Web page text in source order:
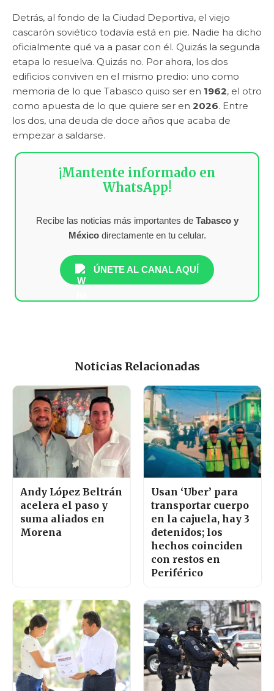
Detrás, al fondo de la Ciudad Deportiva, el viejo
cascarón soviético todavía está en pie. Nadie ha dicho
oficialmente qué va a pasar con él. Quizás la segunda
etapa lo resuelva. Quizás no. Por ahora, los dos
edificios conviven en el mismo predio: uno como
memoria de lo que Tabasco quiso ser en 1962, el otro
como apuesta de lo que quiere ser en 2026. Entre
los dos, una deuda de doce años que acaba de
empezar a saldarse.
¡Mantente informado en
WhatsApp!
Recibe las noticias más importantes de Tabasco y
Méxicodirectamente en tu celular.
ÚNETE AL CANAL AQUÍ
Noticias Relacionadas
Andy López Beltrán
acelera el paso y
suma aliados en
Morena
Usan ‘Uber’ para
transportar cuerpo
en la cajuela, hay 3
detenidos; los
hechos coinciden
con restos en
Periférico